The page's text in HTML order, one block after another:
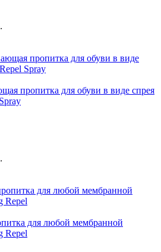
пропитка для обуви в виде спрея
для любой мембранной
Repel